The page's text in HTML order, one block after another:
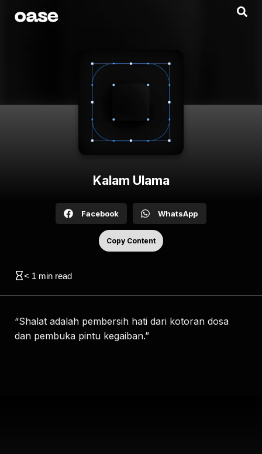
Kalam Ulama
Facebook WhatsApp
Copy Content
< 1 min read
“Shalat adalah pembersih hati dari kotoran dosa
dan pembuka pintu kegaiban.”